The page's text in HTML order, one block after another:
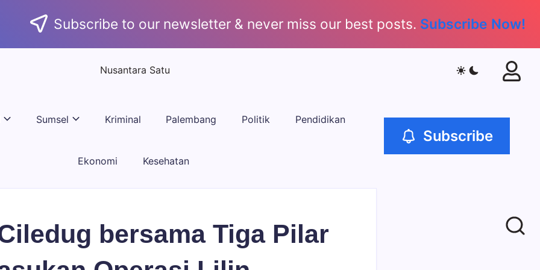
Subscribe to our newsletter & never miss our best posts. Subscribe Now!
Nusantara Satu
Berita
Sumsel Kriminal Palembang Politik Pendidikan
Ekonomi Kesehatan
Subscribe
bersama Tiga Pilar